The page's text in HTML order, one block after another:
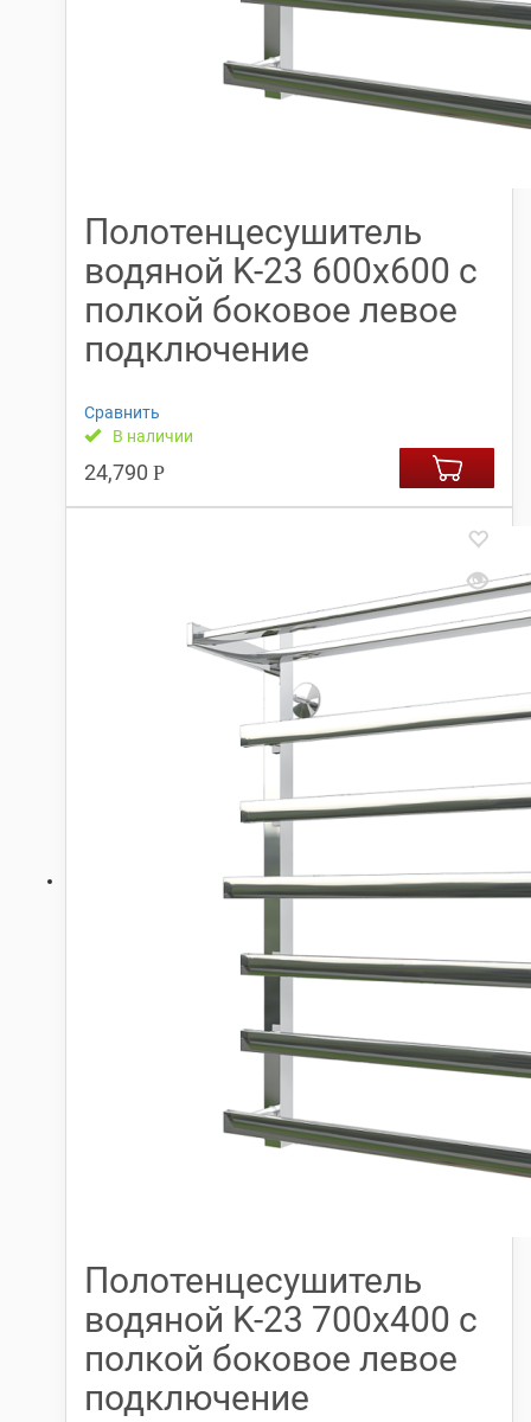
Полотенцесушитель
водяной K-23 600х600 с
полкой боковое левое
подключение
Сравнить
В наличии
24,790 Р
Полотенцесушитель
водяной K-23 700х400 с
полкой боковое левое
подключение